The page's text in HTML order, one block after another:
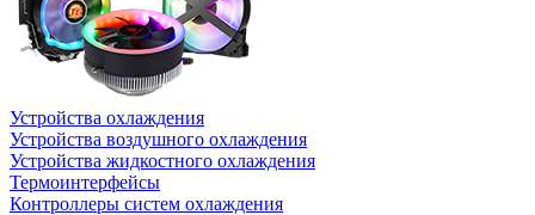
Устройства охлаждения
Устройства воздушного охлаждения
Устройства жидкостного охлаждения
Термоинтерфейсы
Контроллеры систем охлаждения